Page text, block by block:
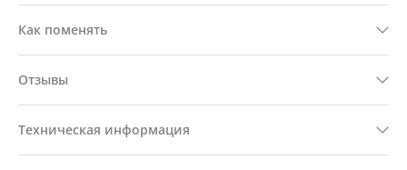
Как поменять
Отзывы
Техническая информация